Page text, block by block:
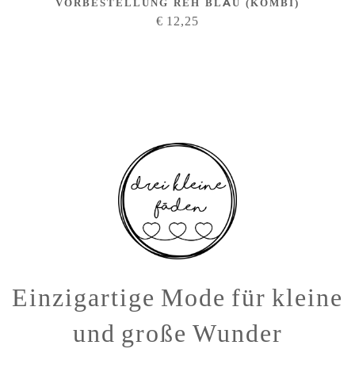
€ 12,25
Einzigartige Mode für kleine
und große Wunder